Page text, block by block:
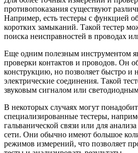
противопоказания существуют
Например, есть тестеры с функцией
коротких замыканий. Такой тестер
поиска неисправностей в проводах
Еще одним полезным инструментом
проверки контактов и проводов. Он
конструкцию, но позволяет быстро и
электрические соединения. Такой
звуковым сигналом или
В некоторых случаях могут
специализированные тестеры,
гальванической связи или для
сети. Они обычно имеют большое
режимов измерений, что позволяет